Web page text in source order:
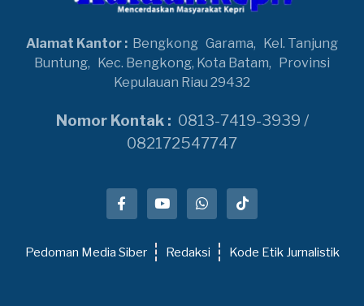
Alamat Kantor : Bengkong Garama,
Kel. Tanjung
Buntung,
Kec. Bengkong, Kota Batam,
Provinsi
Kepulauan Riau 29432
Nomor Kontak : 0813-7419-3939 /
082172547747
Pedoman Media Siber Redaksi Kode Etik Jurnalistik